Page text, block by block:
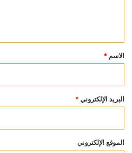
*
الاسم *
البريد الإلكتروني *
الموقع الإلكتروني